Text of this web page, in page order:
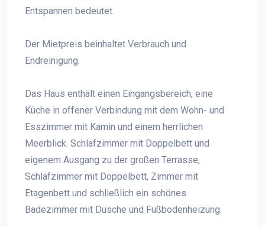
Entspannen bedeutet.
Der Mietpreis beinhaltet Verbrauch und
Endreinigung.
Das Haus enthält einen Eingangsbereich, eine
Küche in offener Verbindung mit dem Wohn- und
Esszimmer mit Kamin und einem herrlichen
Meerblick. Schlafzimmer mit Doppelbett und
eigenem Ausgang zu der großen Terrasse,
Schlafzimmer mit Doppelbett, Zimmer mit
Etagenbett und schließlich ein schönes
Badezimmer mit Dusche und Fußbodenheizung.